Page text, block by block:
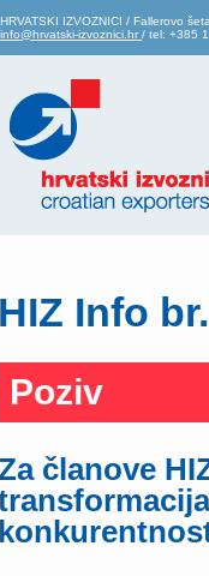
HRVATSKI IZVOZNICI / Fallerovo
info@hrvatski-izvoznici.hr / tel: +385
HIZ Info
Poziv
članove